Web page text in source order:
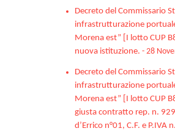
Decreto del Commissario
infrastrutturazione
Morena est” [I lotto CUP
nuova istituzione. - 28
Decreto del Commissario
infrastrutturazione
Morena est” [I lotto CUP
giusta contratto rep. n. 929
d’Errico n°01, C.F. e P.IVA